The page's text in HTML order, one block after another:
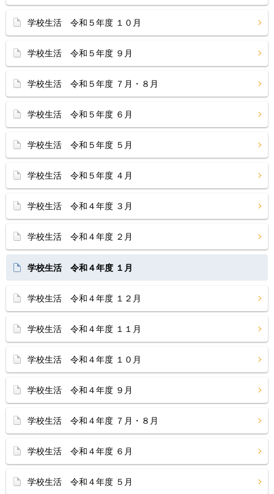
学校生活 令和５年度 １０月
学校生活 令和５年度 ９月
学校生活 令和５年度 ７月・８月
学校生活 令和５年度 ６月
学校生活 令和５年度 ５月
学校生活 令和５年度 ４月
学校生活 令和４年度 ３月
学校生活 令和４年度 ２月
学校生活 令和４年度 １月
学校生活 令和４年度 １２月
学校生活 令和４年度 １１月
学校生活 令和４年度 １０月
学校生活 令和４年度 ９月
学校生活 令和４年度 ７月・８月
学校生活 令和４年度 ６月
学校生活 令和４年度 ５月